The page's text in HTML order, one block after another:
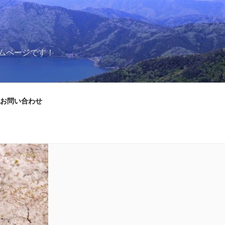
ページです！
問い合わせ